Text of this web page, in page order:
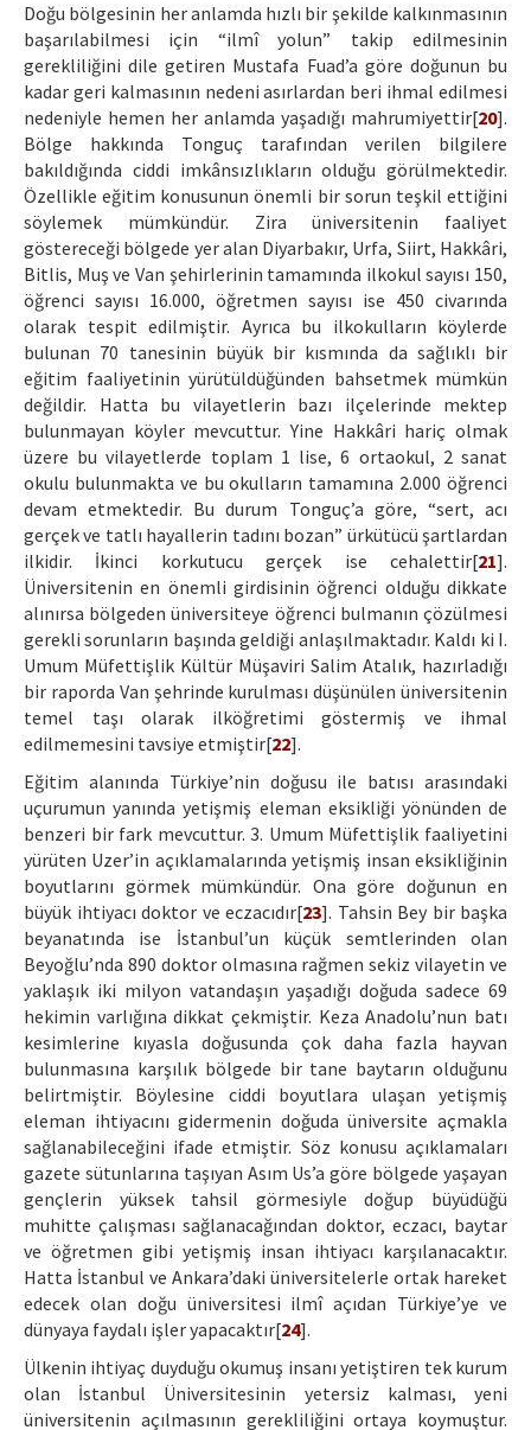
Doğu bölgesinin her anlamda hızlı bir şekilde kalkınmasının
başarılabilmesi için “ilmî yolun” takip edilmesinin
gerekliliğini dile getiren Mustafa Fuad’a göre doğunun bu
kadar geri kalmasının nedeni asırlardan beri ihmal edilmesi
nedeniyle hemen her anlamda yaşadığı mahrumiyettir[20].
Bölge hakkında Tonguç tarafından verilen bilgilere
bakıldığında ciddi imkânsızlıkların olduğu görülmektedir.
Özellikle eğitim konusunun önemli bir sorun teşkil ettiğini
söylemek mümkündür. Zira üniversitenin faaliyet
göstereceği bölgede yer alan Diyarbakır, Urfa, Siirt, Hakkâri,
Bitlis, Muş ve Van şehirlerinin tamamında ilkokul sayısı 150,
öğrenci sayısı 16.000, öğretmen sayısı ise 450 civarında
olarak tespit edilmiştir. Ayrıca bu ilkokulların köylerde
bulunan 70 tanesinin büyük bir kısmında da sağlıklı bir
eğitim faaliyetinin yürütüldüğünden bahsetmek mümkün
değildir. Hatta bu vilayetlerin bazı ilçelerinde mektep
bulunmayan köyler mevcuttur. Yine Hakkâri hariç olmak
üzere bu vilayetlerde toplam 1 lise, 6 ortaokul, 2 sanat
okulu bulunmakta ve bu okulların tamamına 2.000 öğrenci
devam etmektedir. Bu durum Tonguç’a göre, “sert, acı
gerçek ve tatlı hayallerin tadını bozan” ürkütücü şartlardan
ilkidir. İkinci korkutucu gerçek ise cehalettir[21].
Üniversitenin en önemli girdisinin öğrenci olduğu dikkate
alınırsa bölgeden üniversiteye öğrenci bulmanın çözülmesi
gerekli sorunların başında geldiği anlaşılmaktadır. Kaldı ki I.
Umum Müfettişlik Kültür Müşaviri Salim Atalık, hazırladığı
bir raporda Van şehrinde kurulması düşünülen üniversitenin
temel taşı olarak ilköğretimi göstermiş ve ihmal
edilmemesini tavsiye etmiştir[22].
Eğitim alanında Türkiye’nin doğusu ile batısı arasındaki
uçurumun yanında yetişmiş eleman eksikliği yönünden de
benzeri bir fark mevcuttur. 3. Umum Müfettişlik faaliyetini
yürüten Uzer’in açıklamalarında yetişmiş insan eksikliğinin
boyutlarını görmek mümkündür. Ona göre doğunun en
büyük ihtiyacı doktor ve eczacıdır[23]. Tahsin Bey bir başka
beyanatında ise İstanbul’un küçük semtlerinden olan
Beyoğlu’nda 890 doktor olmasına rağmen sekiz vilayetin ve
yaklaşık iki milyon vatandaşın yaşadığı doğuda sadece 69
hekimin varlığına dikkat çekmiştir. Keza Anadolu’nun batı
kesimlerine kıyasla doğusunda çok daha fazla hayvan
bulunmasına karşılık bölgede bir tane baytarın olduğunu
belirtmiştir. Böylesine ciddi boyutlara ulaşan yetişmiş
eleman ihtiyacını gidermenin doğuda üniversite açmakla
sağlanabileceğini ifade etmiştir. Söz konusu açıklamaları
gazete sütunlarına taşıyan Asım Us’a göre bölgede yaşayan
gençlerin yüksek tahsil görmesiyle doğup büyüdüğü
muhitte çalışması sağlanacağından doktor, eczacı, baytar
ve öğretmen gibi yetişmiş insan ihtiyacı karşılanacaktır.
Hatta İstanbul ve Ankara’daki üniversitelerle ortak hareket
edecek olan doğu üniversitesi ilmî açıdan Türkiye’ye ve
dünyaya faydalı işler yapacaktır[24].
Ülkenin ihtiyaç duyduğu okumuş insanı yetiştiren tek kurum
olan İstanbul Üniversitesinin yetersiz kalması, yeni
üniversitenin açılmasının gerekliliğini ortaya koymuştur.